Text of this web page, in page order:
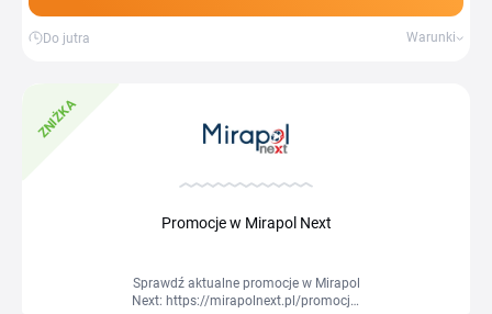
Do jutra Warunki
ZNIŻKA
Promocje w Mirapol Next
Sprawdź aktualne promocje w Mirapol
Next: https://mirapolnext.pl/promocje-